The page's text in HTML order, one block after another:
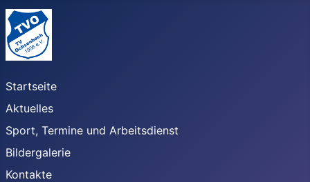
Startseite
Aktuelles
Sport, Termine und Arbeitsdienst
Bildergalerie
Kontakte